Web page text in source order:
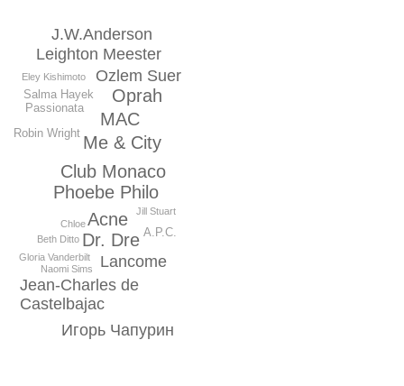
Club Monaco
Phoebe Philo
Me & City
MAC
Acne
Dr. Dre
Oprah
Lancome
Ozlem Suer
Leighton Meester
Jean-Charles de
Castelbajac
J.W.Anderson
Игорь Чапурин
Salma Hayek
Passionata
Robin Wright
A.P.C.
Gloria Vanderbilt
Eley Kishimoto
Chloe
Jill Stuart
Naomi Sims
Beth Ditto